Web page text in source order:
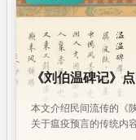
《刘伯温碑记》
本文介绍民间流传的《
关于瘟疫预言的传统内容